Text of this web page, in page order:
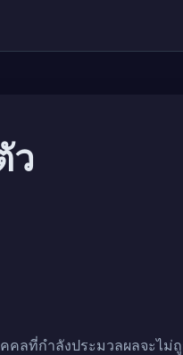
ว
ลที่กำลังประมวลผลจะไม่ถู